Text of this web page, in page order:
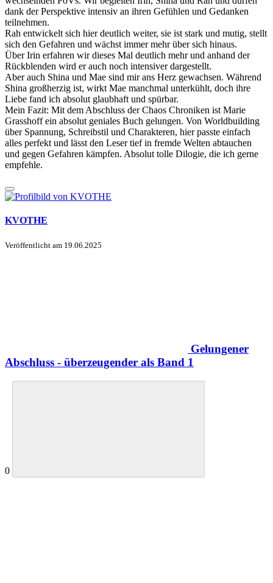
dank der Perspektive intensiv an ihren Gefühlen und Gedanken
teilnehmen.
Rah entwickelt sich hier deutlich weiter, sie ist stark und mutig, stellt
sich den Gefahren und wächst immer mehr über sich hinaus.
Über Irin erfahren wir dieses Mal deutlich mehr und anhand der
Rückblenden wird er auch noch intensiver dargestellt.
Aber auch Shina und Mae sind mir ans Herz gewachsen. Während
Shina großherzig ist, wirkt Mae manchmal unterkühlt, doch ihre
Liebe fand ich absolut glaubhaft und spürbar.
Mein Fazit: Mit dem Abschluss der Chaos Chroniken ist Marie
Grasshoff ein absolut geniales Buch gelungen. Von Worldbuilding
über Spannung, Schreibstil und Charakteren, hier passte einfach
alles perfekt und lässt den Leser tief in fremde Welten abtauchen
und gegen Gefahren kämpfen. Absolut tolle Dilogie, die ich gerne
empfehle.
KVOTHE
Veröffentlicht am 19.06.2025
Gelungener
Abschluss - überzeugender als Band 1
0